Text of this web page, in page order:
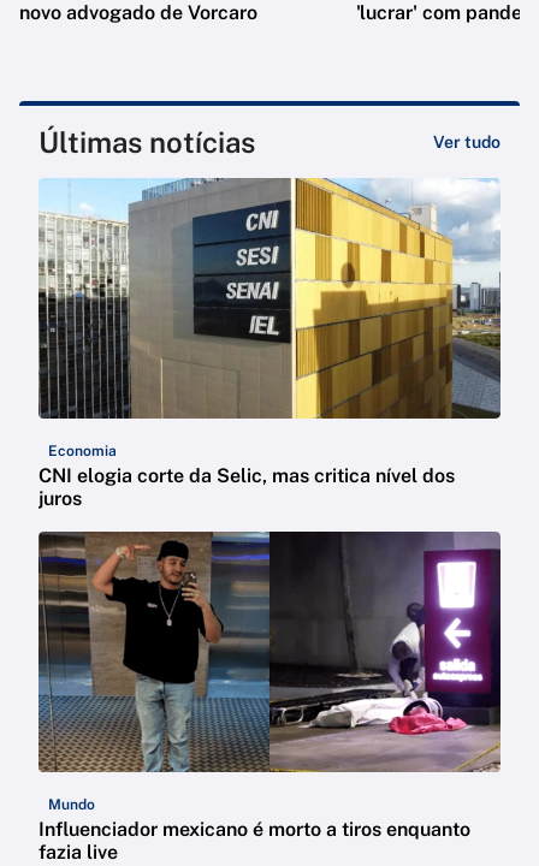
novo advogado de Vorcaro
'lucrar' com
Últimas notícias Ver tudo
Economia
CNI elogia corte da Selic, mas critica nível dos
juros
Mundo
Influenciador mexicano é morto a tiros enquanto
fazia live